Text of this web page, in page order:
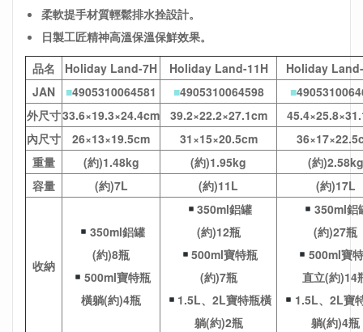
柔軟提手材質輕鬆排水拴設計。
日製工匠精神高溫保溫保鮮效果。
品名
Holiday Land-7H Holiday Land-11H
Holiday
JAN
■4905310064581 ■4905310064598 ■
外尺寸33.6×19.3×24.4cm 39.2×22.2×27.1cm
內尺寸
26×13×19.5cm 31×15×20.5cm
重量
(約)1.48kg (約)1.95kg
(約)2.58kg
容量
(約)7L (約)11L (約)17L
收納
350ml鋁罐
(約)8瓶
500ml寶特瓶
橫躺(約)4瓶
350ml鋁罐
(約)12瓶
500ml寶特瓶
(約)7瓶
1.5L、2L寶特瓶橫
躺(約)2瓶
350ml鋁
(約)27瓶
500ml寶
直立(約)14
1.5L、2L寶
躺(約)4瓶